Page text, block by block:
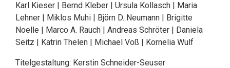
Karl Kieser | Bernd Kleber | Ursula Kollasch | Maria
Lehner | Miklos Muhi | Björn D. Neumann | Brigitte
Noelle | Marco A. Rauch | Andreas Schröter | Daniela
Seitz | Katrin Thelen | Michael Voß | Kornelia Wulf
Titelgestaltung: Kerstin Schneider-Seuser